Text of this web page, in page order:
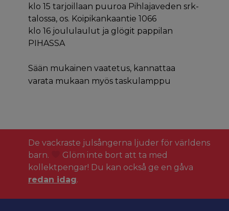
klo 15 tarjoillaan puuroa Pihlajaveden srk-
talossa, os. Koipikankaantie 1066
klo 16 joululaulut ja glögit pappilan
PIHASSA
Sään mukainen vaatetus, kannattaa
varata mukaan myös taskulamppu
De vackraste julsångerna ljuder för världens
barn.
Glöm inte bort att ta med
kollektpengar! Du kan också ge en gåva
redan idag.